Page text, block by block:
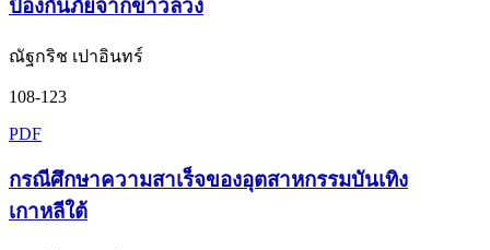
ป้องกันภัยจากข่าวลวง
ณัฐกริช เปาอินทร์
108-123
PDF
กรณีศึกษาความสาเร็จของอุตสาหกรรมบันเทิง
เกาหลีใต้